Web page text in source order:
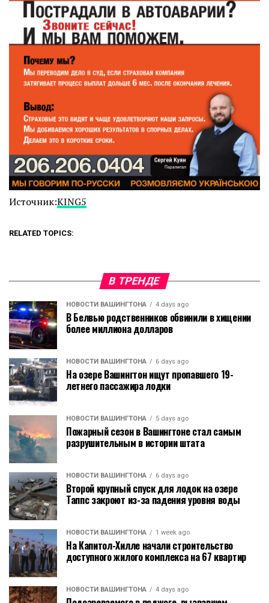
Источник:KING5
RELATED TOPICS:
В ТРЕНДЕ
НОВОСТИ ВАШИНГТОНА 4 days ago
В Белвью родственников обвинили в хищении
более миллиона долларов
НОВОСТИ ВАШИНГТОНА 6 days ago
На озере Вашингтон ищут пропавшего 19-
летнего пассажира лодки
НОВОСТИ ВАШИНГТОНА 5 days ago
Пожарный сезон в Вашингтоне стал самым
разрушительным в истории штата
НОВОСТИ ВАШИНГТОНА 6 days ago
Второй крупный спуск для лодок на озере
Таппс закроют из-за падения уровня воды
НОВОСТИ ВАШИНГТОНА 1 week ago
На Капитол-Хилле начали строительство
доступного жилого комплекса на 67 квартир
НОВОСТИ ВАШИНГТОНА 4 days ago